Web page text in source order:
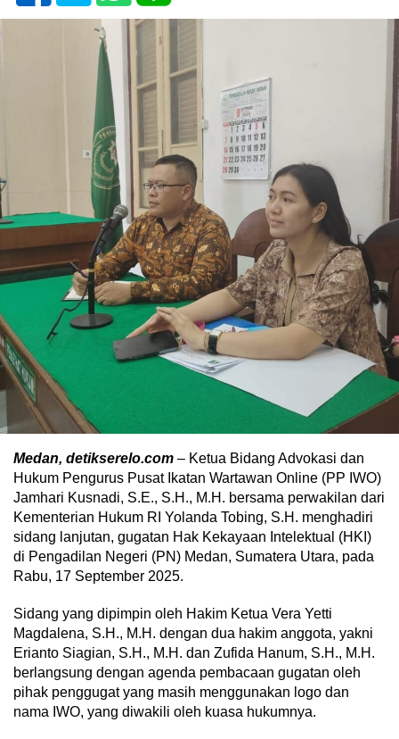
Medan, detikserelo.com – Ketua Bidang Advokasi dan
Hukum Pengurus Pusat Ikatan Wartawan Online (PP IWO)
Jamhari Kusnadi, S.E., S.H., M.H. bersama perwakilan dari
Kementerian Hukum RI Yolanda Tobing, S.H. menghadiri
sidang lanjutan, gugatan Hak Kekayaan Intelektual (HKI)
di Pengadilan Negeri (PN) Medan, Sumatera Utara, pada
Rabu, 17 September 2025.
Sidang yang dipimpin oleh Hakim Ketua Vera Yetti
Magdalena, S.H., M.H. dengan dua hakim anggota, yakni
Erianto Siagian, S.H., M.H. dan Zufida Hanum, S.H., M.H.
berlangsung dengan agenda pembacaan gugatan oleh
pihak penggugat yang masih menggunakan logo dan
nama IWO, yang diwakili oleh kuasa hukumnya.